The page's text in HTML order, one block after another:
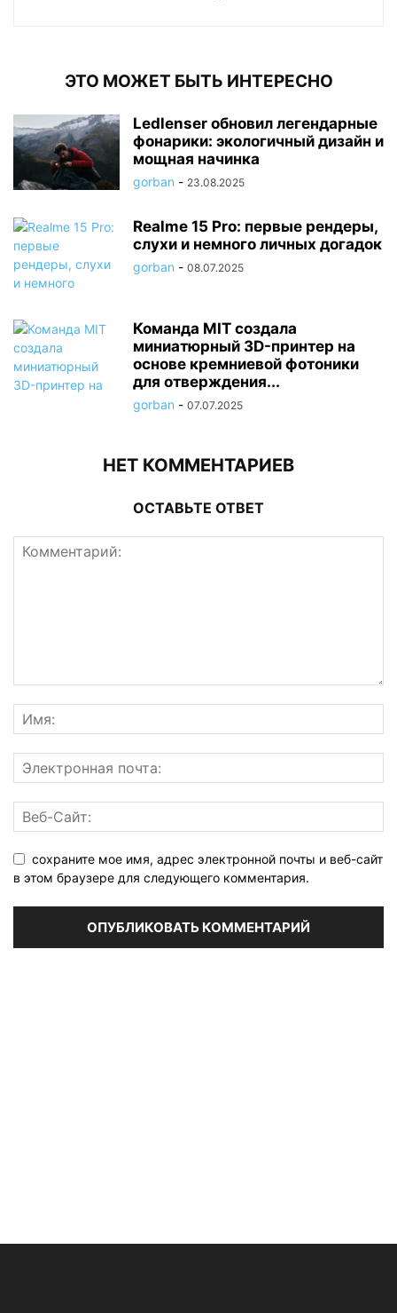
ЭТО МОЖЕТ БЫТЬ ИНТЕРЕСНО
Ledlenser обновил легендарные
фонарики: экологичный дизайн и
мощная начинка
gorban - 23.08.2025
Realme 15 Pro: первые рендеры,
слухи и немного личных догадок
gorban - 08.07.2025
Команда MIT создала
миниатюрный 3D-принтер на
основе кремниевой фотоники
для отверждения...
gorban - 07.07.2025
НЕТ КОММЕНТАРИЕВ
ОСТАВЬТЕ ОТВЕТ
сохраните мое имя, адрес электронной почты и веб-сайт
в этом браузере для следующего комментария.